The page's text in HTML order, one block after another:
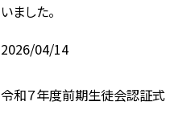
いました。
2026/04/14
令和７年度前期生徒会認証式